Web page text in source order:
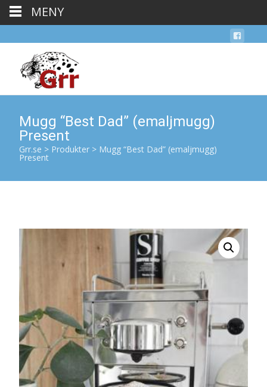
Mugg “Best Dad” (emaljmugg)
Present
Grr.se > Produkter > Mugg “Best Dad” (emaljmugg)
Present
MENY